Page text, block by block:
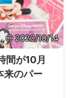
2020/10/14
間が10月
来のパー